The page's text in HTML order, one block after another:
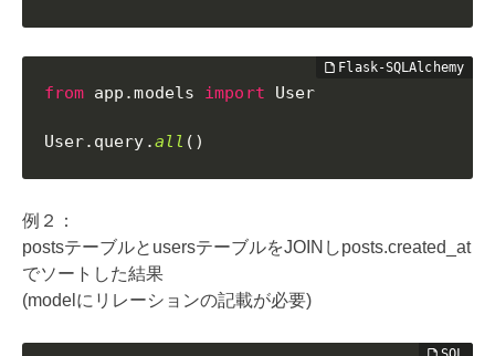
from app .models import User
User. query .all ( )
例２：
postsテーブルとusersテーブルをJOINしposts.created_at
でソートした結果
(modelにリレーションの記載が必要)